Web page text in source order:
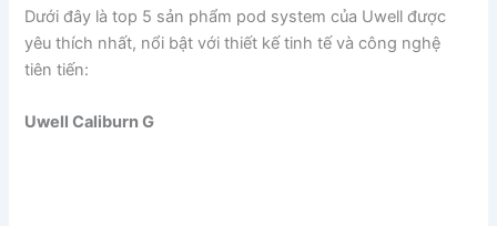
Dưới đây là top 5 sản phẩm pod system của Uwell được
yêu thích nhất, nổi bật với thiết kế tinh tế và công nghệ
tiên tiến:
Uwell Caliburn G